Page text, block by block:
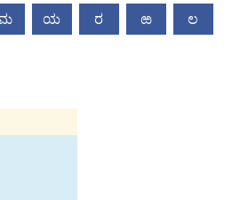
ಯ ರ ಱ ಲ